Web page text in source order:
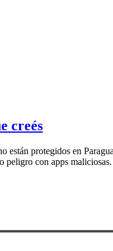
creés
están protegidos en
con apps